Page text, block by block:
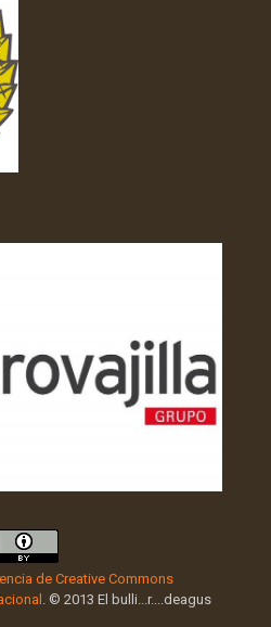
de Creative Commons
. © 2013 El bulli...r....deagus